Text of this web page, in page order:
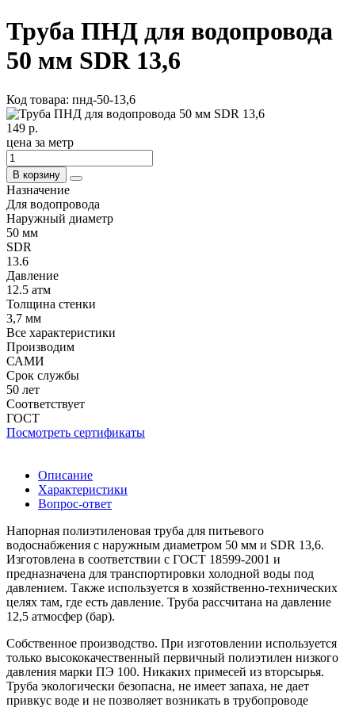
Труба ПНД для водопровода
50 мм SDR 13,6
Код товара: пнд-50-13,6
149 р.
цена за метр
В корзину
Назначение
Для водопровода
Наружный диаметр
50 мм
SDR
13.6
Давление
12.5 атм
Толщина стенки
3,7 мм
Все характеристики
Производим
САМИ
Срок службы
50 лет
Соответствует
ГОСТ
Посмотреть сертификаты
Описание
Характеристики
Вопрос-ответ
Напорная полиэтиленовая труба для питьевого
водоснабжения с наружным диаметром 50 мм и SDR 13,6.
Изготовлена в соответствии с ГОСТ 18599-2001 и
предназначена для транспортировки холодной воды под
давлением. Также используется в хозяйственно-технических
целях там, где есть давление. Труба рассчитана на давление
12,5 атмосфер (бар).
Собственное производство. При изготовлении используется
только высококачественный первичный полиэтилен низкого
давления марки ПЭ 100. Никаких примесей из вторсырья.
Труба экологически безопасна, не имеет запаха, не дает
привкус воде и не позволяет возникать в трубопроводе